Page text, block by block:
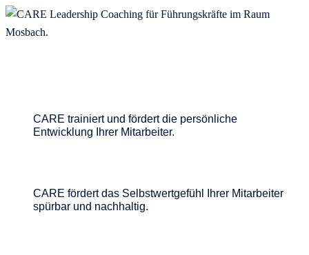
CARE trainiert und fördert die persönliche
Entwicklung Ihrer Mitarbeiter.
CARE fördert das Selbstwertgefühl Ihrer Mitarbeiter
spürbar und nachhaltig.